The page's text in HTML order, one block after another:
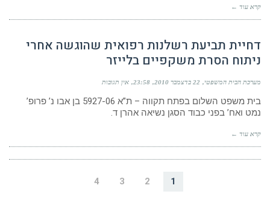
קרא עוד ←
דחיית תביעת רשלנות רפואית שהוגשה אחרי
ניתוח הסרת משקפיים בלייזר
מערכת הבית המשפטי 22 בדצמבר 2010 23:58 אין תגובות
בית משפט השלום בפתח תקווה – ת”א 5927-06 בן אבו נ’ פרופ’
נמט ואח’ בפני כבוד הסגן נשיאה אהרן ד.
קרא עוד ←
1
2
3
4